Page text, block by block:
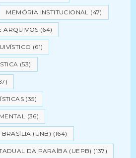
MEMÓRIA INSTITUCIONAL (47)
ARQUIVOS (64)
(61)
(53)
(35)
(36)
(UNB) (164)
DA PARAÍBA (UEPB) (137)